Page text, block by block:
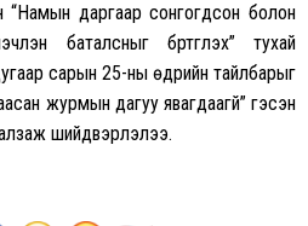
“Намын даргаар сонгогдсон болон
баталсныг бүртгүүлэх” тухай
сарын 25-ны өдрийн тайлбарыг
журмын дагуу явагдаагүй” гэсэн
шийдвэрлэлээ.